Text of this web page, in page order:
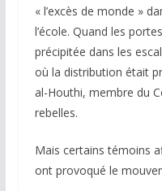
« l’excès de monde »
l’école. Quand les
précipitée dans les
où la distribution était
al-Houthi, membre du
rebelles.
Mais certains témoins
ont provoqué le